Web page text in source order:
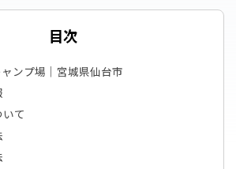
目次
ンプ場｜宮城県仙台市
て